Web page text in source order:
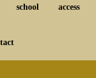
school access